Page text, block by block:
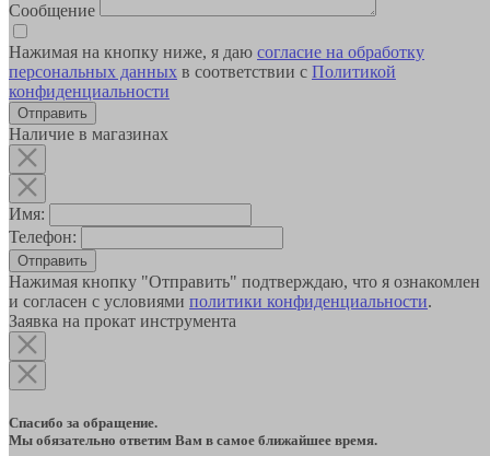
Сообщение
Нажимая на кнопку ниже, я даю согласие на обработку
персональных данных в соответствии с Политикой
конфиденциальности
Наличие в магазинах
Имя:
Телефон:
Отправить
Нажимая кнопку "Отправить" подтверждаю, что я ознакомлен
и согласен с условиями политики конфиденциальности.
Заявка на прокат инструмента
Спасибо за обращение.
Мы обязательно ответим Вам в самое ближайшее время.